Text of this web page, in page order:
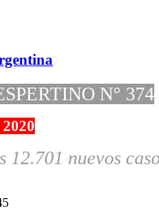
N° 374
12.701 nuevos